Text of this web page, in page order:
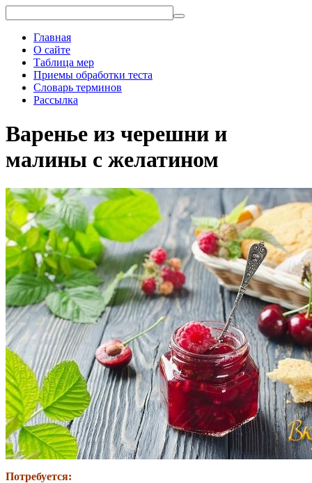
Главная
О сайте
Таблица мер
Приемы обработки теста
Словарь терминов
Рассылка
Варенье из черешни и
малины с желатином
Потребуется: